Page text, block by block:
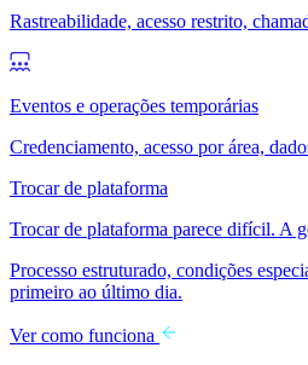
Rastreabilidade, acesso restrito,
Eventos e operações temporárias
Credenciamento, acesso por área,
Trocar de plataforma
Trocar de plataforma parece difícil. A
Processo estruturado, condições
primeiro ao último dia.
Ver como funciona